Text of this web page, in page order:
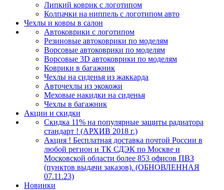
Липкий коврик c логотипом
Колпачки на ниппель с логотипом авто
Чехлы и ковры в салон
Автоковрики с логотипом
Резиновые автоковрики по моделям
Ворсовые автоковрики по моделям
Ворсовые 3D автоковрики по моделям
Коврики в багажник
Чехлы на сиденья из жаккарда
Авточехлы из экокожи
Меховые накидки на сиденья
Чехлы в багажник
Акции и скидки
Скидка 11% на популярные защиты радиатора
стандарт ! (АРХИВ 2018 г.)
Акция ! Бесплатная доставка почтой России в
любой регион и ТК СДЭК по Москве и
Московской области более 853 офисов ПВЗ
(пунктов выдачи заказов). (ОБНОВЛЕННАЯ
07.11.23)
Новинки